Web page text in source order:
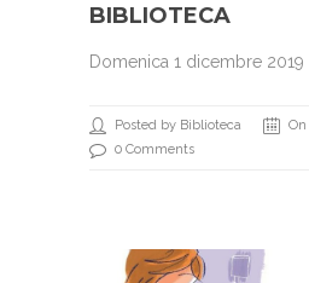
BIBLIOTECA
Domenica 1 dicembre 2019
Posted by Biblioteca
On
0 Comments